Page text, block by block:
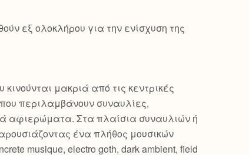
εξ ολοκλήρου για την ενίσχυση της
μακριά από τις κεντρικές
περιλαμβάνουν συναυλίες,
αφιερώματα. Στα πλαίσια συναυλιών ή
ένα πλήθος μουσικών
musique, electro goth, dark ambient, field